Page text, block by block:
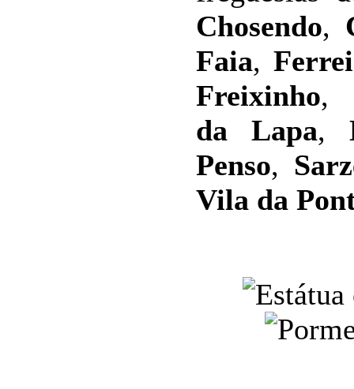
Chosendo,
Faia,
Freixinho
da Lapa,
Penso,
Vila da